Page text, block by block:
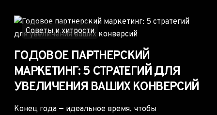
Советы и хитрости
ГОДОВОЕ ПАРТНЕРСКИЙ
МАРКЕТИНГ: 5 СТРАТЕГИЙ ДЛЯ
УВЕЛИЧЕНИЯ ВАШИХ КОНВЕРСИЙ
Конец года — идеальное время, чтобы